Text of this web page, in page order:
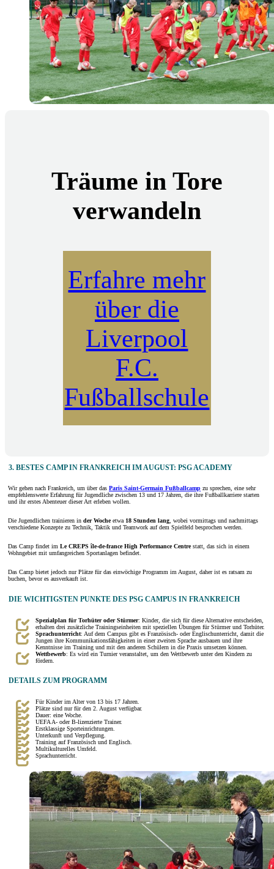
Träume in Tore
verwandeln
Erfahre mehr
über die
Liverpool
F.C.
Fußballschule
3. BESTES CAMP IN FRANKREICH IM AUGUST: PSG ACADEMY
Wir gehen nach Frankreich, um über das Paris Saint-Germain Fußballcamp zu sprechen, eine sehr
empfehlenswerte Erfahrung für Jugendliche zwischen 13 und 17 Jahren, die ihre Fußballkarriere starten
und ihr erstes Abenteuer dieser Art erleben wollen.
Die Jugendlichen trainieren in der Wocheetwa 18 Stunden lang, wobei vormittags und nachmittags
verschiedene Konzepte zu Technik, Taktik und Teamwork auf dem Spielfeld besprochen werden.
Das Camp findet im Le CREPS île-de-france High Performance Centrestatt, das sich in einem
Wohngebiet mit umfangreichen Sportanlagen befindet.
Das Camp bietet jedoch nur Plätze für das einwöchige Programm im August, daher ist es ratsam zu
buchen, bevor es ausverkauft ist.
DIE WICHTIGSTEN PUNKTE DES PSG CAMPUS IN FRANKREICH
Spezialplan für Torhüter oder Stürmer: Kinder, die sich für diese Alternative entscheiden,
erhalten drei zusätzliche Trainingseinheiten mit speziellen Übungen für Stürmer und Torhüter.
Sprachunterricht: Auf dem Campus gibt es Französisch- oder Englischunterricht, damit die
Jungen ihre Kommunikationsfähigkeiten in einer zweiten Sprache ausbauen und ihre
Kenntnisse im Training und mit den anderen Schülern in die Praxis umsetzen können.
Wettbewerb: Es wird ein Turnier veranstaltet, um den Wettbewerb unter den Kindern zu
fördern.
DETAILS ZUM PROGRAMM
Für Kinder im Alter von 13 bis 17 Jahren.
Plätze sind nur für den 2. August verfügbar.
Dauer: eine Woche.
UEFA A- oder B-lizenzierte Trainer.
Erstklassige Sporteinrichtungen.
Unterkunft und Verpflegung.
Training auf Französisch und Englisch.
Multikulturelles Umfeld.
Sprachunterricht.